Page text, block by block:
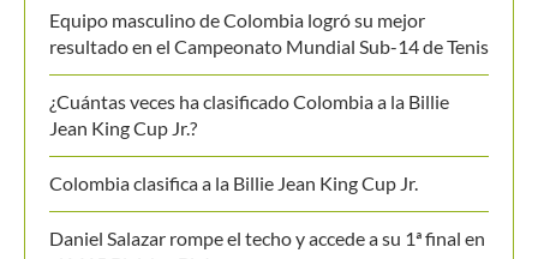
Equipo masculino de Colombia logró su mejor
resultado en el Campeonato Mundial Sub-14 de Tenis
¿Cuántas veces ha clasificado Colombia a la Billie
Jean King Cup Jr.?
Colombia clasifica a la Billie Jean King Cup Jr.
Daniel Salazar rompe el techo y accede a su 1ª final en